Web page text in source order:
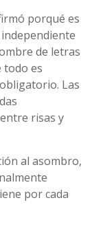
porqué es
de letras
todo es
Las
risas y
al asombro,
por cada